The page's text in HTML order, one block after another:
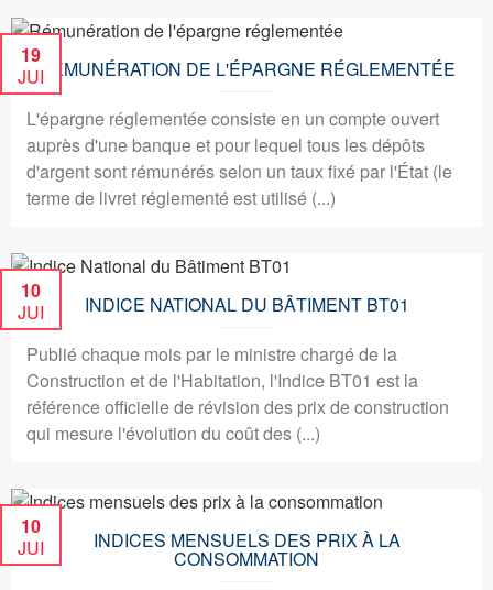
RÉMUNÉRATION DE L'ÉPARGNE RÉGLEMENTÉE
19
JUI
L'épargne réglementée consiste en un compte ouvert
auprès d'une banque et pour lequel tous les dépôts
d'argent sont rémunérés selon un taux fixé par l'État (le
terme de livret réglementé est utilisé (...)
INDICE NATIONAL DU BÂTIMENT BT01
10
JUI
Publié chaque mois par le ministre chargé de la
Construction et de l'Habitation, l'Indice BT01 est la
référence officielle de révision des prix de construction
qui mesure l'évolution du coût des (...)
INDICES MENSUELS DES PRIX À LA
CONSOMMATION
10
JUI